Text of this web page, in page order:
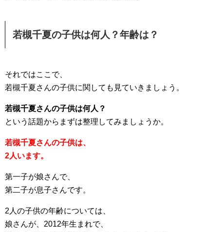
若槻千夏の子供は何人？年齢は？
それではここで、
若槻千夏さんの子供に関しても見ていきましょう。
若槻千夏さんの子供は何人？
という話題からまずは整理してみましょうか。
若槻千夏さんの子供は、
2人います。
第一子が娘さんで、
第二子が息子さんです。
2人の子供の年齢については、
娘さんが、2012年生まれで、